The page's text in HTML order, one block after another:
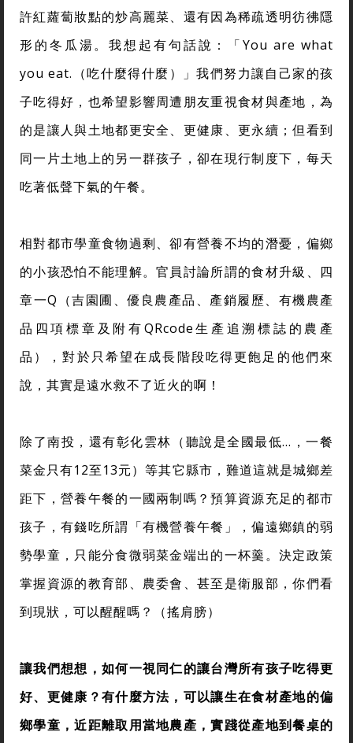
許紅蘿蔔妝點的炒高麗菜、還有因為稀疏透明彷彿隱
形的冬瓜湯。我想起有句話說：「You are what
you eat.（吃什麼得什麼）」我們努力讓自己家的孩
子吃得好，也希望影響周遭朋友重視食材與產地，為
的是讓人與土地都更安全、更健康、更永續；但看到
同一片土地上的另一群孩子，卻在現行制度下，每天
吃著低聲下氣的午餐。
相對都市學童食物過剩、卻有營養不均的潛憂，偏鄉
的小孩恐怕不能理解。官員討論所謂的食材升級、四
章一Q（吉園圃、優良農產品、產銷履歷、有機農產
品四項標章及附有QRcode生產追溯標誌的農產
品），對於只希望在成長階段吃得更飽足的他們來
說，其實是遠水救不了近火的啊！
除了南投，還有彰化雲林（聽說是全國最低…，一餐
菜金只有12至13元）等其它縣市，難道這就是城鄉差
距下，營養午餐的一國兩制嗎？預算資源充足的都市
孩子，有錢吃所謂「有機營養午餐」，偏遠鄉鎮的弱
勢學童，只能分食微弱菜金端出的一杯羹。決定政策
掌握資源的教育部、農委會、甚至是衛服部，你們看
到現狀，可以醒醒嗎？（搖肩膀）
讓我們想想，如何一視同仁的讓台灣所有孩子吃得更
好、更健康？有什麼方法，可以讓生在食材產地的偏
鄉學童，近距離取用當地農產，實踐從產地到餐桌的